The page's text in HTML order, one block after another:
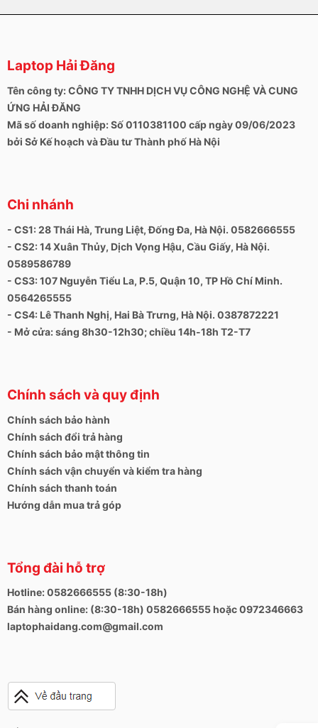
Laptop Hải Đăng
Tên công ty: CÔNG TY TNHH DỊCH VỤ CÔNG NGHỆ VÀ CUNG
ỨNG HẢI ĐĂNG
Mã số doanh nghiệp: Số 0110381100 cấp ngày 09/06/2023
bởi Sở Kế hoạch và Đầu tư Thành phố Hà Nội
Chi nhánh
- CS1: 28 Thái Hà, Trung Liệt, Đống Đa, Hà Nội. 0582666555
- CS2: 14 Xuân Thủy, Dịch Vọng Hậu, Cầu Giấy, Hà Nội.
0589586789
- CS3: 107 Nguyễn Tiểu La, P.5, Quận 10, TP Hồ Chí Minh.
0564265555
- CS4: Lê Thanh Nghị, Hai Bà Trưng, Hà Nội. 0387872221
- Mở cửa: sáng 8h30-12h30; chiều 14h-18h T2-T7
Chính sách và quy định
Chính sách bảo hành
Chính sách đổi trả hàng
Chính sách bảo mật thông tin
Chính sách vận chuyển và kiểm tra hàng
Chính sách thanh toán
Hướng dẫn mua trả góp
Tổng đài hỗ trợ
Hotline: 0582666555 (8:30-18h)
Bán hàng online: (8:30-18h) 0582666555 hoặc 0972346663
laptophaidang.com@gmail.com